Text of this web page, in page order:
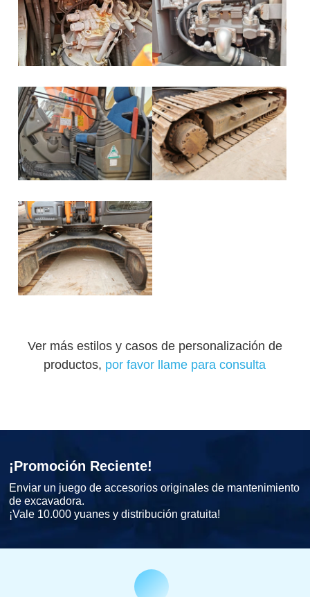
Ver más estilos y casos de personalización de
productos, por favor llame para consulta
¡Promoción Reciente!
Enviar un juego de accesorios originales de mantenimiento
de excavadora.
¡Vale 10.000 yuanes y distribución gratuita!